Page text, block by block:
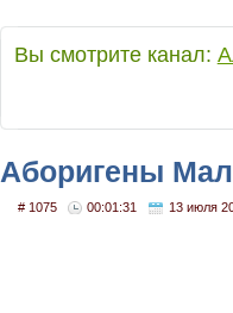
Вы смотрите канал:
Аборигены
# 1075 00:01:31 13 июля